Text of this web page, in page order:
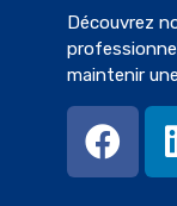
Découvrez
maintenir